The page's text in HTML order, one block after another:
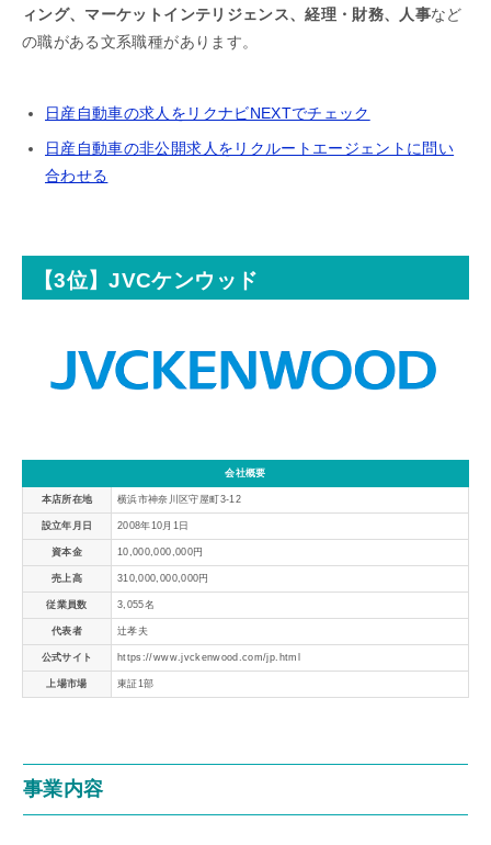
ィング、マーケットインテリジェンス、経理・財務、人事など
の職がある文系職種があります。
日産自動車の求人をリクナビNEXTでチェック
日産自動車の非公開求人をリクルートエージェントに問い
合わせる
【3位】JVCケンウッド
会社概要
本店所在地 横浜市神奈川区守屋町3-12
設立年月日 2008年10月1日
資本金 10,000,000,000円
売上高 310,000,000,000円
従業員数 3,055名
代表者 辻孝夫
公式サイト https://www.jvckenwood.com/jp.html
上場市場 東証1部
事業内容